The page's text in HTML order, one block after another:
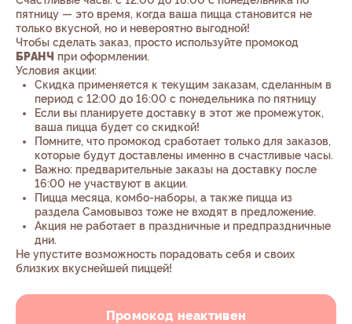
пятницу — это время, когда ваша пицца становится не
только вкусной, но и невероятно выгодной!
Чтобы сделать заказ, просто используйте промокод
БРАНЧ при оформлении.
Условия акции:
Скидка применяется к текущим заказам, сделанным в
период с 12:00 до 16:00 с понедельника по пятницу
Если вы планируете доставку в этот же промежуток,
ваша пицца будет со скидкой!
Помните, что промокод сработает только для заказов,
которые будут доставлены именно в счастливые часы.
Важно: предварительные заказы на доставку после
16:00 не участвуют в акции.
Пицца месяца, комбо-наборы, а также пицца из
раздела Самовывоз тоже не входят в предложение.
Акция не работает в праздничные и предпраздничные
дни.
Не упустите возможность порадовать себя и своих
близких вкуснейшей пиццей!
Промокод неактивен